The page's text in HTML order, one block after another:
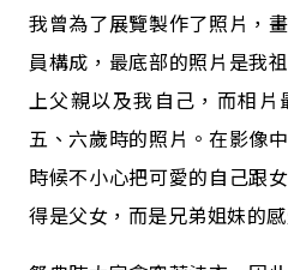
我曾為了展覽製作了照片，
員構成，最底部的照片是我
上父親以及我自己，而相
五、六歲時的照片。在影像
時候不小心把可愛的自己跟
得是父女，而是兄弟姐妹的感